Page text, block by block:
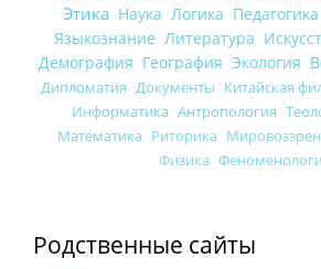
Этика Наука Логика Педагогика
Языкознание Литература
Демография География Экология
Дипломатия Документы Китайская
Информатика Антропология
Математика Риторика
Физика
Родственные сайты